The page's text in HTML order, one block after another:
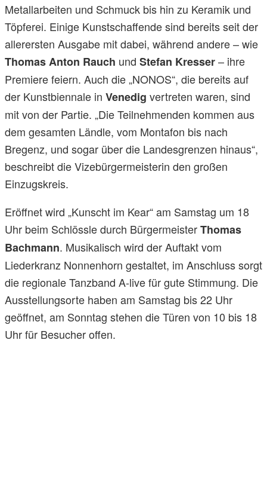
Metallarbeiten und Schmuck bis hin zu Keramik und
Töpferei. Einige Kunstschaffende sind bereits seit der
allerersten Ausgabe mit dabei, während andere – wie
Thomas Anton Rauch und Stefan Kresser– ihre
Premiere feiern. Auch die „NONOS“, die bereits auf
der Kunstbiennale in Venedig vertreten waren, sind
mit von der Partie. „Die Teilnehmenden kommen aus
dem gesamten Ländle, vom Montafon bis nach
Bregenz, und sogar über die Landesgrenzen hinaus“,
beschreibt die Vizebürgermeisterin den großen
Einzugskreis.
Eröffnet wird „Kunscht im Kear“ am Samstag um 18
Uhr beim Schlössle durch BürgermeisterThomas
Bachmann. Musikalisch wird der Auftakt vom
Liederkranz Nonnenhorn gestaltet, im Anschluss sorgt
die regionale Tanzband A-live für gute Stimmung. Die
Ausstellungsorte haben am Samstag bis 22 Uhr
geöffnet, am Sonntag stehen die Türen von 10 bis 18
Uhr für Besucher offen.